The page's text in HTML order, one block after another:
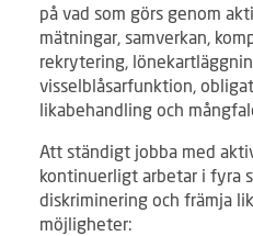
på vad som görs genom
mätningar, samverkan,
rekrytering,
visselblåsarfunktion,
likabehandling och
Att ständigt jobba med
kontinuerligt arbetar i fyra
diskriminering och främja
möjligheter: